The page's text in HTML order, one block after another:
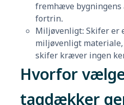
fremhæve
fortrin.
Miljøvenligt: Skifer er
miljøvenligt
skifer kræver ingen
Hvorfor
tagdækker